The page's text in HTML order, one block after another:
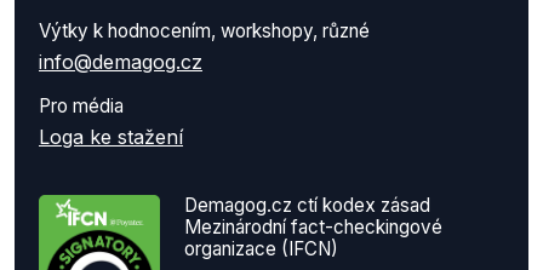
Výtky k hodnocením, workshopy, různé
info@demagog.cz
Pro média
Loga ke stažení
Demagog.cz ctí kodex zásad
Mezinárodní fact-checkingové
organizace (IFCN)